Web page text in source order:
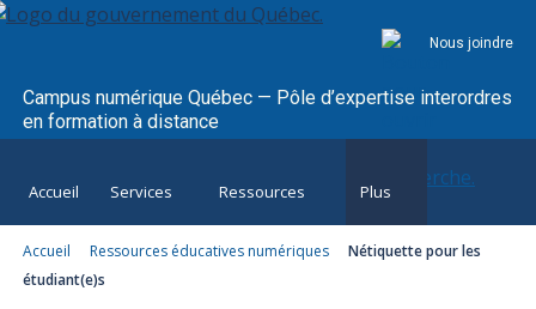
Nous joindre
Campus numérique Québec — Pôle d’expertise interordres
en formation à distance
Accueil Services Ressources Plus
Accueil Ressources éducatives numériques
Nétiquette pour les
étudiant(e)s